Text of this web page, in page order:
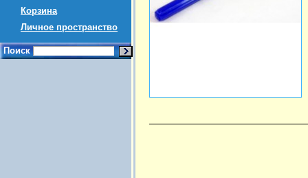
Корзина
Личное пространство
Поиск